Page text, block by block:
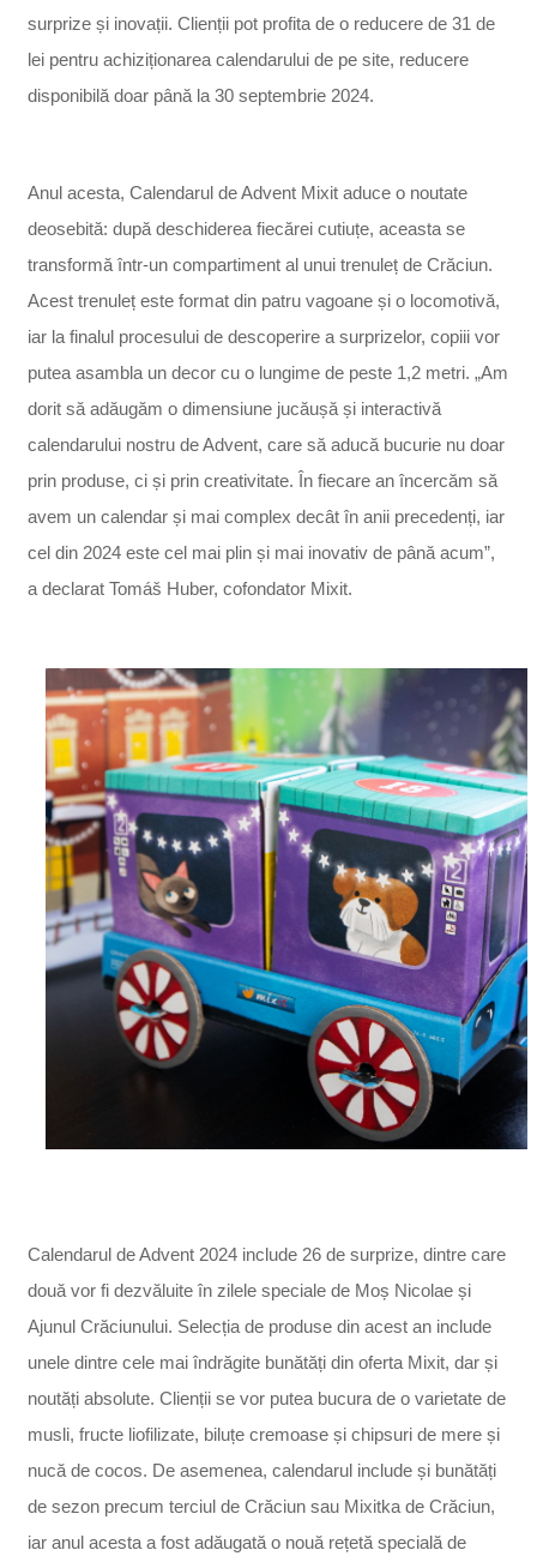
surprize și inovații. Clienții pot profita de o reducere de 31 de
lei pentru achiziționarea calendarului de pe site, reducere
disponibilă doar până la 30 septembrie 2024.
Anul acesta, Calendarul de Advent Mixit aduce o noutate
deosebită: după deschiderea fiecărei cutiuțe, aceasta se
transformă într-un compartiment al unui trenuleț de Crăciun.
Acest trenuleț este format din patru vagoane și o locomotivă,
iar la finalul procesului de descoperire a surprizelor, copiii vor
putea asambla un decor cu o lungime de peste 1,2 metri. „Am
dorit să adăugăm o dimensiune jucăușă și interactivă
calendarului nostru de Advent, care să aducă bucurie nu doar
prin produse, ci și prin creativitate. În fiecare an încercăm să
avem un calendar și mai complex decât în anii precedenți, iar
cel din 2024 este cel mai plin și mai inovativ de până acum”,
a declarat Tomáš Huber, cofondator Mixit.
Calendarul de Advent 2024 include 26 de surprize, dintre care
două vor fi dezvăluite în zilele speciale de Moș Nicolae și
Ajunul Crăciunului. Selecția de produse din acest an include
unele dintre cele mai îndrăgite bunătăți din oferta Mixit, dar și
noutăți absolute. Clienții se vor putea bucura de o varietate de
musli, fructe liofilizate, biluțe cremoase și chipsuri de mere și
nucă de cocos. De asemenea, calendarul include și bunătăți
de sezon precum terciul de Crăciun sau Mixitka de Crăciun,
iar anul acesta a fost adăugată o nouă rețetă specială de